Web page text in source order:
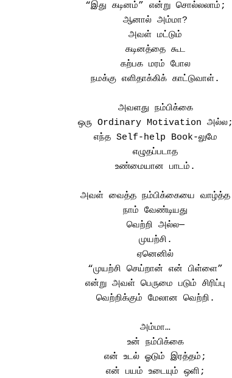
“இது கடினம்” என்று சொல்லலாம்;
ஆனால் அம்மா?
அவள் மட்டும்
கடினத்தை கூட
கற்பக மரம் போல
நமக்கு எளிதாக்கிக் காட்டுவாள்.
அவளது நம்பிக்கை
ஒரு Ordinary Motivation அல்ல;
எந்த Self-help Book-லுமே
எழுதப்படாத
உண்மையான பாடம்.
அவள் வைத்த நம்பிக்கையை வாழ்த்த
நாம் வேண்டியது
வெற்றி அல்ல—
முயற்சி.
ஏனெனில்
“முயற்சி செய்றான் என் பிள்ளை”
என்று அவள் பெருமை படும் சிரிப்பு
வெற்றிக்கும் மேலான வெற்றி.
அம்மா…
உன் நம்பிக்கை
என் உடல் ஓடும் இரத்தம்;
என் பயம் உடையும் ஒளி;